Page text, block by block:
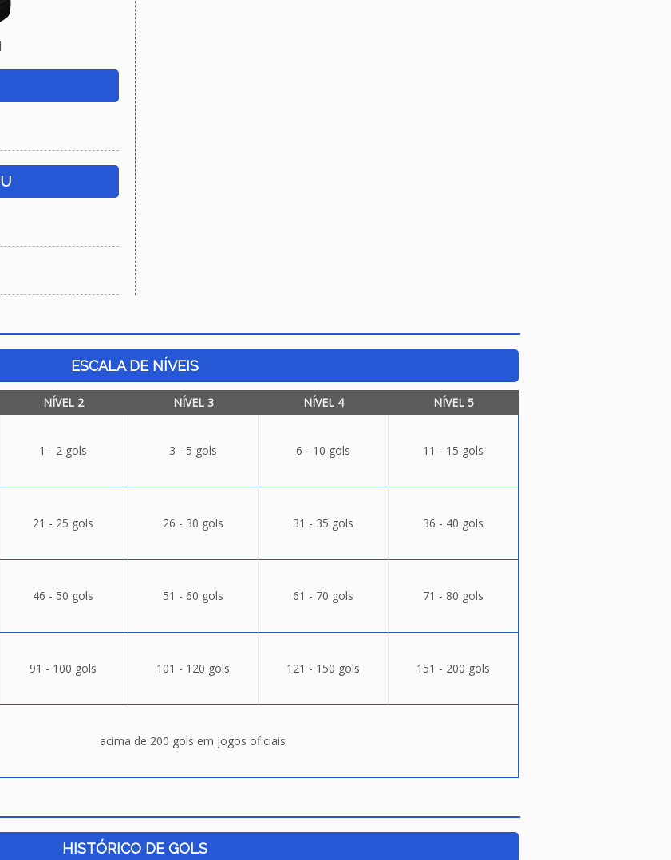
ESCALA DE NÍVEIS
NÍVEL 2 NÍVEL 3 NÍVEL 4 NÍVEL 5
1 - 2 gols 3 - 5 gols 6 - 10 gols 11 - 15 gols
21 - 25 gols 26 - 30 gols 31 - 35 gols 36 - 40 gols
46 - 50 gols 51 - 60 gols 61 - 70 gols 71 - 80 gols
91 - 100 gols 101 - 120 gols 121 - 150 gols 151 - 200 gols
acima de 200 gols em jogos oficiais
HISTÓRICO DE GOLS